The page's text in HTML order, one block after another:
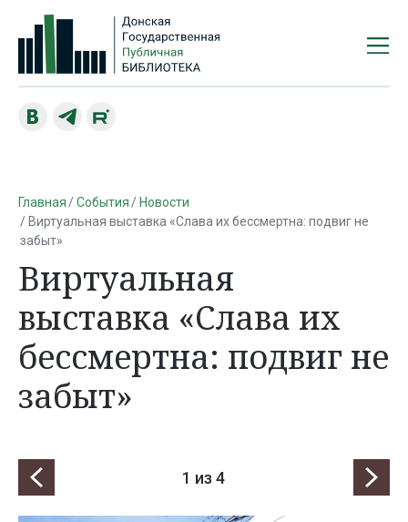
Главная События
Новости
Виртуальная выставка «Слава их бессмертна: подвиг не
забыт»
Виртуальная
выставка «Слава их
бессмертна: подвиг не
забыт»
1 из 4